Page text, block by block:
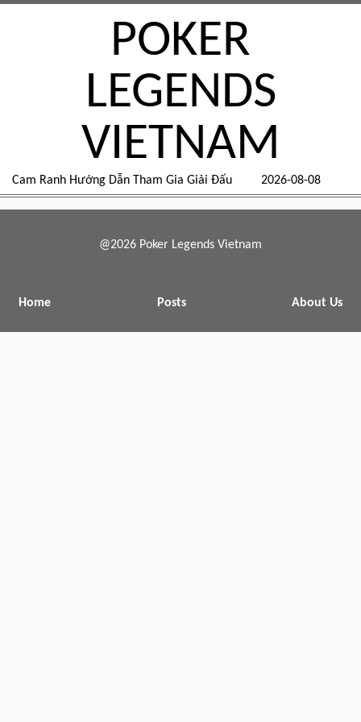
POKER
LEGENDS
VIETNAM
Cam Ranh Hướng Dẫn Tham Gia Giải Đấu 2026-08-08
@2026 Poker Legends Vietnam
Home Posts About Us